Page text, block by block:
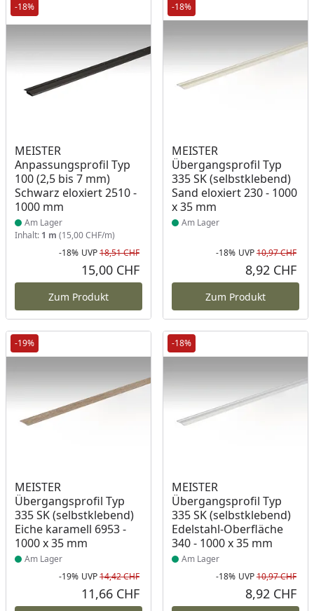
-18%
MEISTER
Anpassungsprofil Typ
100 (2,5 bis 7 mm)
Schwarz eloxiert 2510 -
1000 mm
Produkt am Lager
Am Lager
Inhalt: 1 m (15,00 CHF/m)
Rabatt in Prozent
-18%
Ursprünglicher Preis
UVP18,51 CHF
15,00 CHF
Zum Produkt
-18%
MEISTER
Übergangsprofil Typ
335 SK (selbstklebend)
Sand eloxiert 230 - 1000
x 35 mm
Produkt am Lager
Am Lager
-18% UVP10,97 CHF
8,92 CHF
Zum Produkt
-19%
MEISTER
Übergangsprofil Typ
335 SK (selbstklebend)
Eiche karamell 6953 -
1000 x 35 mm
Produkt am Lager
Am Lager
Rabatt in Prozent
-19%
Ursprünglicher Preis
UVP14,42 CHF
11,66 CHF
-18%
MEISTER
Übergangsprofil Typ
335 SK (selbstklebend)
Edelstahl-Oberfläche
340 - 1000 x 35 mm
Produkt am Lager
Am Lager
-18% UVP10,97 CHF
8,92 CHF